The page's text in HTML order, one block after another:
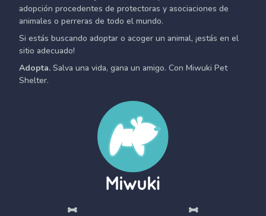
adopción procedentes de protectoras y asociaciones de
animales o perreras de todo el mundo.
Si estás buscando adoptar o acoger un animal, ¡estás en el
sitio adecuado!
Adopta. Salva una vida, gana un amigo. Con Miwuki Pet
Shelter.